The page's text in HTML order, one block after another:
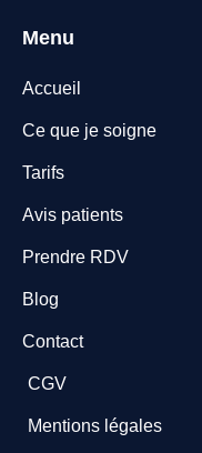
Menu
Accueil
Ce que je soigne
Tarifs
Avis patients
Prendre RDV
Blog
Contact
CGV
Mentions légales